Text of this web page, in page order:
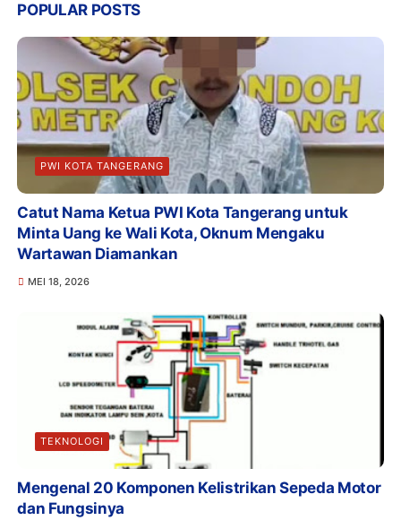
POPULAR POSTS
PWI KOTA TANGERANG
Catut Nama Ketua PWI Kota Tangerang untuk
Minta Uang ke Wali Kota, Oknum Mengaku
Wartawan Diamankan
MEI 18, 2026
TEKNOLOGI
Mengenal 20 Komponen Kelistrikan Sepeda Motor
dan Fungsinya